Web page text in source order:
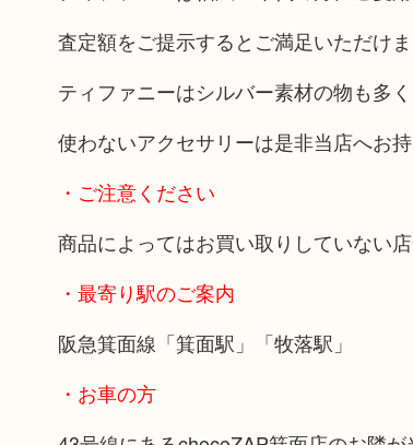
査定額をご提示するとご満足いただけま
ティファニーはシルバー素材の物も多
使わないアクセサリーは是非当店へお持
・ご注意ください
商品によってはお買い取りしていない
・最寄り駅のご案内
阪急箕面線「箕面駅」「牧落駅」
・お車の方